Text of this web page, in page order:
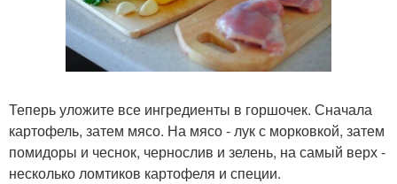
Теперь уложите все ингредиенты в горшочек. Сначала
картофель, затем мясо. На мясо - лук с морковкой, затем
помидоры и чеснок, чернослив и зелень, на самый верх -
несколько ломтиков картофеля и специи.